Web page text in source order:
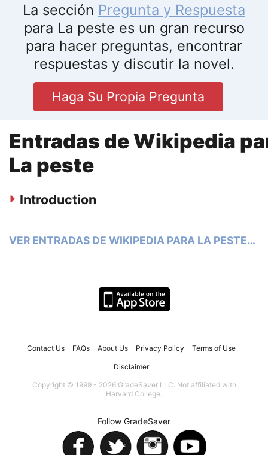
La sección Pregunta y Respuesta
para La peste es un gran recurso
para hacer preguntas, encontrar
respuestas y discutir la novel.
Haga Su Propia Pregunta
Entradas de Wikipedia
La peste
Introduction
VER ENTRADAS DE WIKIPEDIA PARA LA PESTE…
Contact Us FAQs About Us Privacy Policy Terms of Use
Disclaimer
Copyright © 1999 - 2026 GradeSaver LLC. Not affiliated with
Harvard College.
Follow GradeSaver